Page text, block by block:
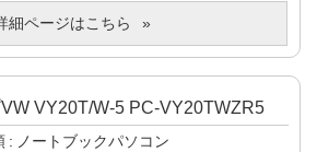
細ページはこちら
VY20T/W-5 PC-VY20TWZR5
ノートブックパソコン